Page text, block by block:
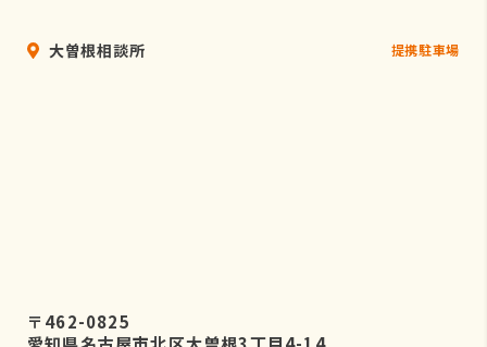
大曽根相談所 提携駐車場
〒462-0825